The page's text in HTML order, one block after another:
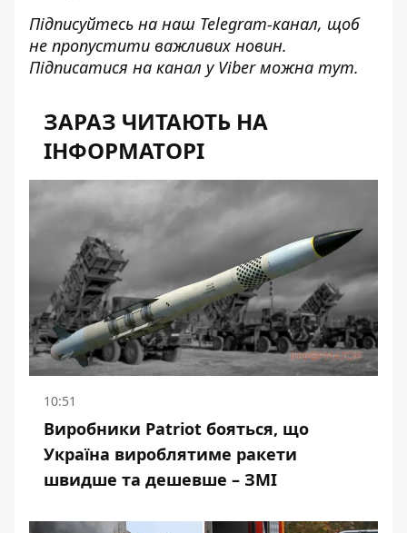
Підписуйтесь на наш Telegram-канал, щоб
не пропустити важливих новин.
Підписатися на канал у Viber можна тут.
ЗАРАЗ ЧИТАЮТЬ НА
ІНФОРМАТОРІ
10:51
Виробники Patriot бояться, що
Україна вироблятиме ракети
швидше та дешевше – ЗМІ